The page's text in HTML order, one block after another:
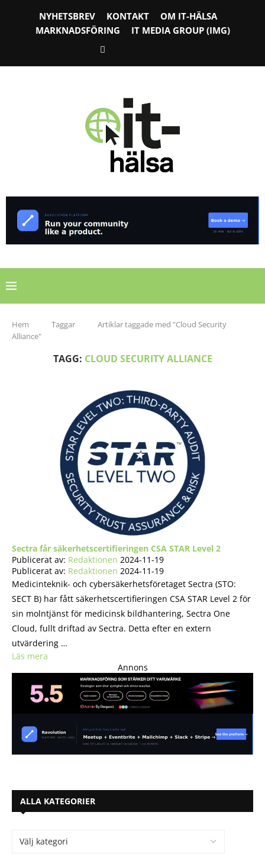
NYHETSBREV KONTAKT
OM IT-HÄLSA
MARKNADSFÖRING
IT MEDIA GROUP (IMG)
Hem Taggar
Artiklar taggade med "Cloud Security
Alliance"
TAGG: CLOUD SECURITY ALLIANCE
Sectra får säkerhetscertifieringen CSA STAR Level 2
Publicerat av: Redaktionen 2024-11-19
Publicerat av: Redaktionen 2024-11-19
Medicinteknik- och cybersäkerhetsföretaget Sectra (STO:
SECT B) har fått säkerhetscertifieringen CSA STAR Level 2 för
sin molntjänst för medicinsk bildhantering, Sectra One
Cloud, fullt driftad av Sectra. Detta efter en extern
utvärdering …
Läs mera
Annons
ALLA KATEGORIER